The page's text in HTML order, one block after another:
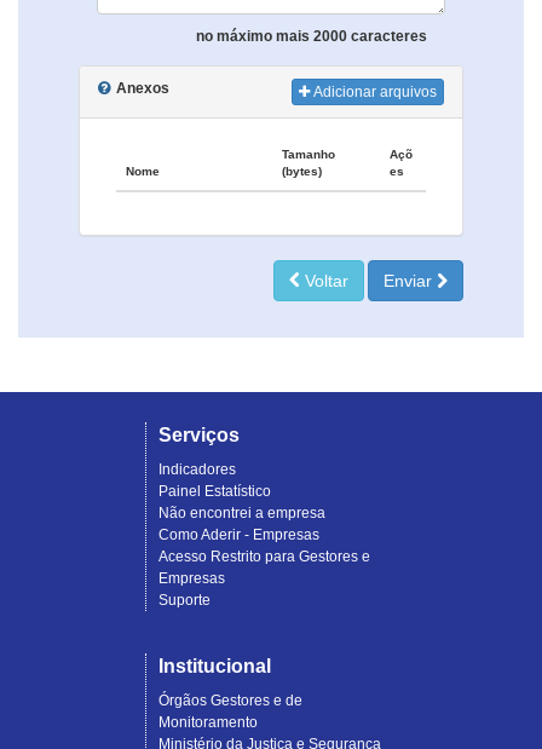
no máximo mais 2000 caracteres
Anexos Adicionar arquivos
Nome
Tamanho
(bytes)
Açõ
es
Voltar Enviar
Serviços
Indicadores
Painel Estatístico
Não encontrei a empresa
Como Aderir - Empresas
Acesso Restrito para Gestores e
Empresas
Suporte
Institucional
Órgãos Gestores e de
Monitoramento
Ministério da Justiça e Segurança